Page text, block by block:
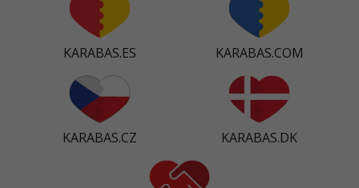
KARABAS.ES KARABAS.COM
KARABAS.CZ KARABAS.DK